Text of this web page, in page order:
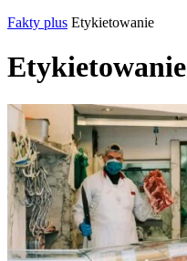
Fakty plus Etykietowanie
Etykietowanie